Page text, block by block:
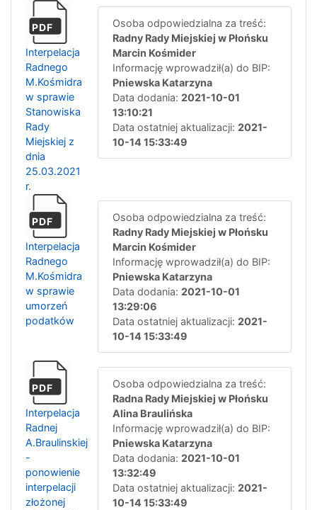
PDF
Interpelacja
Radnego
M.Kośmidra
w sprawie
Stanowiska
Rady
Miejskiej z
dnia
25.03.2021
r.
Osoba odpowiedzialna za treść:
Radny Rady Miejskiej w Płońsku
Marcin Kośmider
Informację wprowadził(a) do BIP:
Pniewska Katarzyna
Data dodania: 2021-10-01
13:10:21
Data ostatniej aktualizacji: 2021-
10-14 15:33:49
PDF
Interpelacja
Radnego
M.Kośmidra
w sprawie
umorzeń
podatków
Osoba odpowiedzialna za treść:
Radny Rady Miejskiej w Płońsku
Marcin Kośmider
Informację wprowadził(a) do BIP:
Pniewska Katarzyna
Data dodania: 2021-10-01
13:29:06
Data ostatniej aktualizacji: 2021-
10-14 15:33:49
PDF
Interpelacja
Radnej
A.Braulinskiej
-
ponowienie
interpelacji
złożonej
Osoba odpowiedzialna za treść:
Radna Rady Miejskiej w Płońsku
Alina Braulińska
Informację wprowadził(a) do BIP:
Pniewska Katarzyna
Data dodania: 2021-10-01
13:32:49
Data ostatniej aktualizacji: 2021-
10-14 15:33:49